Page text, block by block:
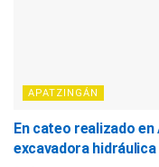
APATZINGÁN
En cateo realizado en
excavadora